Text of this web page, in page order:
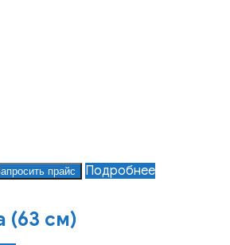
прайс Подробнее
(63 см)